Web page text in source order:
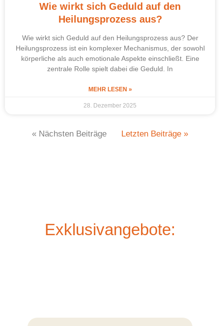
Wie wirkt sich Geduld auf den
Heilungsprozess aus?
Wie wirkt sich Geduld auf den Heilungsprozess aus? Der
Heilungsprozess ist ein komplexer Mechanismus, der sowohl
körperliche als auch emotionale Aspekte einschließt. Eine
zentrale Rolle spielt dabei die Geduld. In
MEHR LESEN »
28. Dezember 2025
« Nächsten Beiträge Letzten Beiträge »
Exklusivangebote: